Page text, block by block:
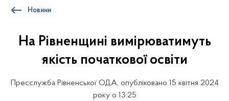
Новини
На Рівненщині вимірюватимуть
якість початкової освіти
Пресслужба Рівненської ОДА, опубліковано 15 квітня 2024
року о 13:25